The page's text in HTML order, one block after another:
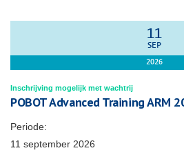
11
SEP
2026
Inschrijving mogelijk met wachtrij
POBOT Advanced Training ARM
Periode:
11 september 2026